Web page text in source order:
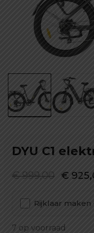
DYU C1
€999,00
was:
€
Rijklaar maken
7 op voorraad